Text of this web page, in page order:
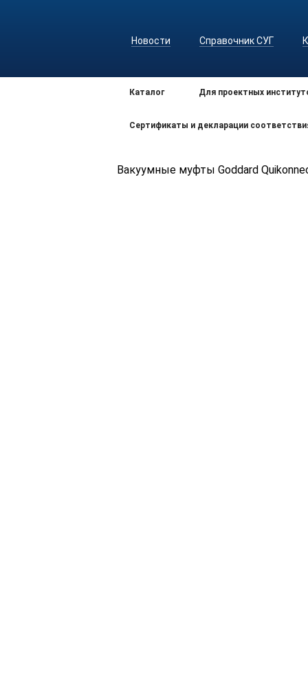
Новости Справочник СУГ
Каталог Для проектных
Сертификаты и декларации
Вакуумные муфты Goddard